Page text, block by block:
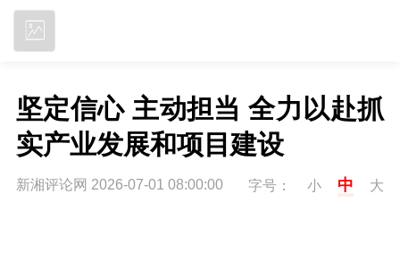
坚定信心 主动担当 全力以赴抓
实产业发展和项目建设
新湘评论网 2026-07-01 08:00:00 字号： 小 中 大